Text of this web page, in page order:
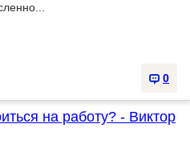
0
на работу? - Виктор